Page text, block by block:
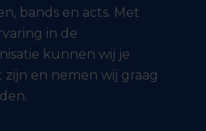
bands en acts. Met
in de
kunnen wij je
en nemen wij graag